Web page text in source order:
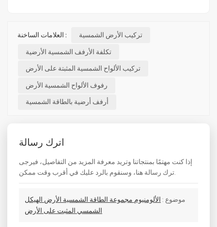
العلامات الساخنة : تركيب الأرض الشمسية
تكلفة الأرفف الشمسية الأرضية
تركيب الألواح الشمسية المثبتة على الأرض
رفوف الألواح الشمسية الأرض
أرفف أرضية بالطاقة الشمسية
اترك رسالة
إذا كنت مهتمًا بمنتجاتنا وتريد معرفة المزيد من التفاصيل، فيرجى
ترك رسالة هنا، وسنقوم بالرد عليك في أقرب وقت ممكن.
موضوع : الألومنيوم مجموعة الطاقة الشمسية الأرض الهيكل
الشمسي المثبت على الأرض